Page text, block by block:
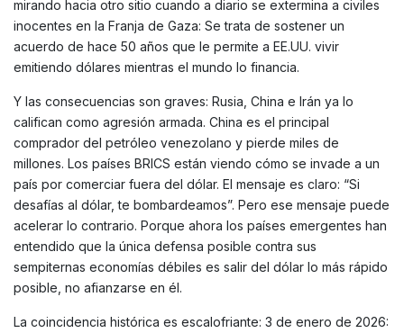
mirando hacia otro sitio cuando a diario se extermina a civiles
inocentes en la Franja de Gaza: Se trata de sostener un
acuerdo de hace 50 años que le permite a EE.UU. vivir
emitiendo dólares mientras el mundo lo financia.
Y las consecuencias son graves: Rusia, China e Irán ya lo
califican como agresión armada. China es el principal
comprador del petróleo venezolano y pierde miles de
millones. Los países BRICS están viendo cómo se invade a un
país por comerciar fuera del dólar. El mensaje es claro: “Si
desafías al dólar, te bombardeamos”. Pero ese mensaje puede
acelerar lo contrario. Porque ahora los países emergentes han
entendido que la única defensa posible contra sus
sempiternas economías débiles es salir del dólar lo más rápido
posible, no afianzarse en él.
La coincidencia histórica es escalofriante: 3 de enero de 2026: